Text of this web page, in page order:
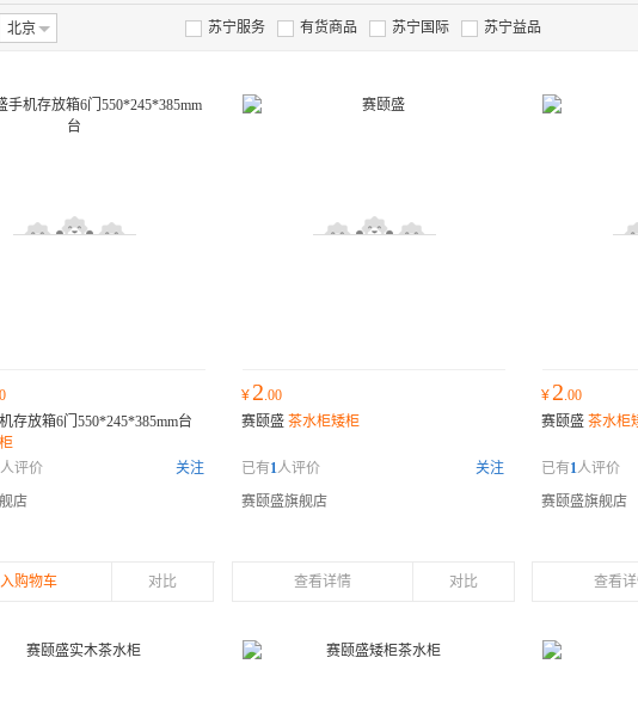
北京 苏宁服务 有货商品 苏宁国际 苏宁益品
存放箱6门550*245*385mm台
人评价
关注
店
购物车 对比
¥ 2.00
赛颐盛 茶水柜矮柜
已有1人评价
关注
赛颐盛旗舰店
查看详情 对比
¥ 2.00
赛颐盛 茶水柜
已有1人评价
赛颐盛旗舰店
查看